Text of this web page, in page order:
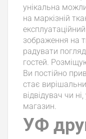
унікальна
на маркізній
зображення на
радувати
гостей.
Ви постійно
стає
відвідувач чи
магазин.
УФ